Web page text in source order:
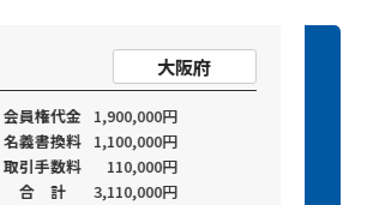
大阪府
会員権代金
1,900,000円
名義書換料
1,100,000円
取引手数料
110,000円
合 計
3,110,000円